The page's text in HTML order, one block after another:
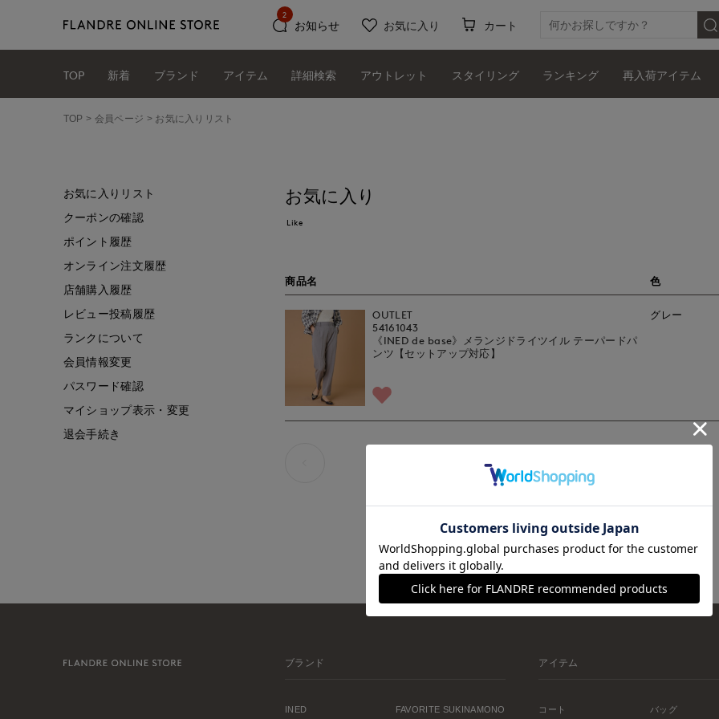
お知らせ
2
お気に入り カート
TOP 新着 ブランド アイテム 詳細検索 アウトレット スタイリング ランキング 再入荷アイテム
TOP 会員ページ お気に入りリスト
お気に入り
Like
商品名 色
OUTLET
54161043
《INED de base》メランジドライツイル テーパードパ
ンツ【セットアップ対応】
グレー
お気に入りリスト
クーポンの確認
ポイント履歴
オンライン注文履歴
店舗購入履歴
レビュー投稿履歴
ランクについて
会員情報変更
パスワード確認
マイショップ表示・変更
退会手続き
ブランド
INED FAVORITE SUKINAMONO
アイテム
コート バッグ